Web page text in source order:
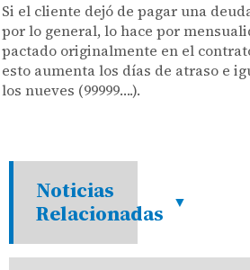
Si el cliente dejó de pagar una
por lo general, lo hace por
pactado originalmente en el
esto aumenta los días de atraso e
los nueves (99999….).
Noticias
Relacionadas